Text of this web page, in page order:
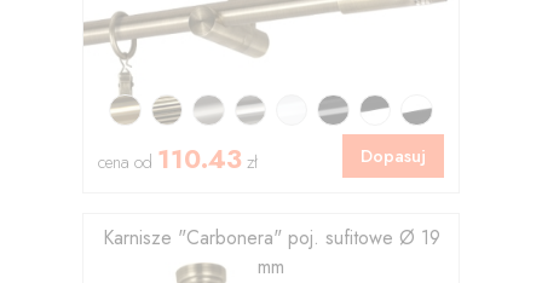
cena od 110.43 zł Dopasuj
Karnisze "Carbonera" poj. sufitowe Ø 19
mm